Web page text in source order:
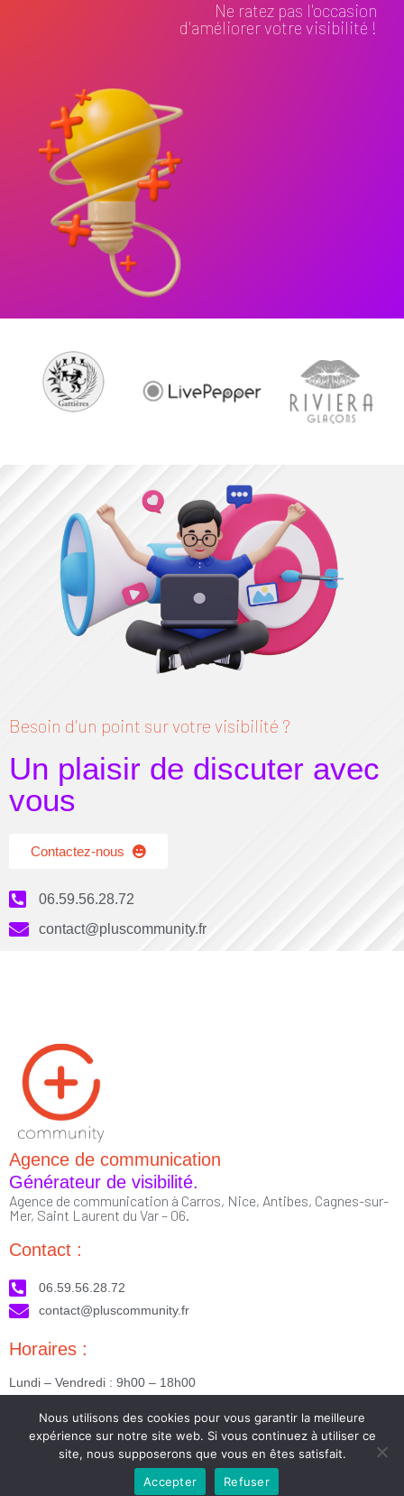
Ne ratez pas l'occasion
d'améliorer votre visibilité !
Besoin d'un point sur votre visibilité ?
Un plaisir de discuter avec
vous
Contactez-nous
06.59.56.28.72
contact@pluscommunity.fr
Agence de communication
Générateur de visibilité.
Agence de communication à Carros, Nice, Antibes, Cagnes-sur-
Mer, Saint Laurent du Var – 06.
Contact :
06.59.56.28.72
contact@pluscommunity.fr
Horaires :
Lundi – Vendredi : 9h00 – 18h00
Nous suivre :
Nous utilisons des cookies pour vous garantir la meilleure
expérience sur notre site web. Si vous continuez à utiliser ce
site, nous supposerons que vous en êtes satisfait.
Accepter
Refuser